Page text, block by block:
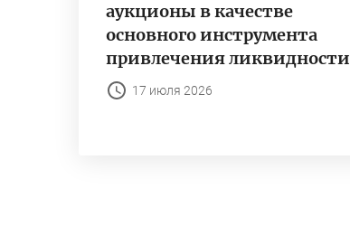
аукционы в качестве
основного инструмента
привлечения ликвидности
17 июля 2026